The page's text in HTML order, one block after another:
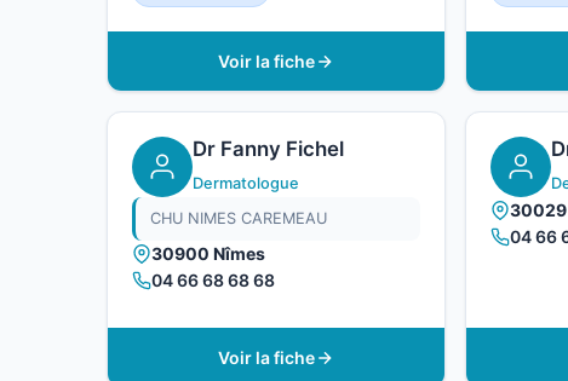
Voir la fiche
Dr Fanny Fichel
Dermatologue
CHU NIMES CAREMEAU
30900 Nîmes
04 66 68 68 68
Voir la fiche
30029
04 66